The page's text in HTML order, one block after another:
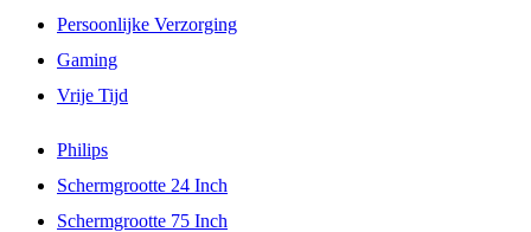
Persoonlijke Verzorging
Gaming
Vrije Tijd
Philips
Schermgrootte 24 Inch
Schermgrootte 75 Inch